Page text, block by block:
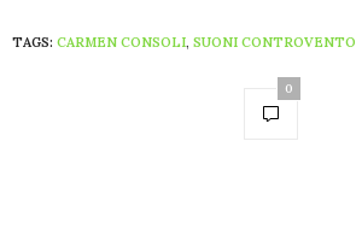
TAGS: CARMEN CONSOLI, SUONI CONTROVENTO
0